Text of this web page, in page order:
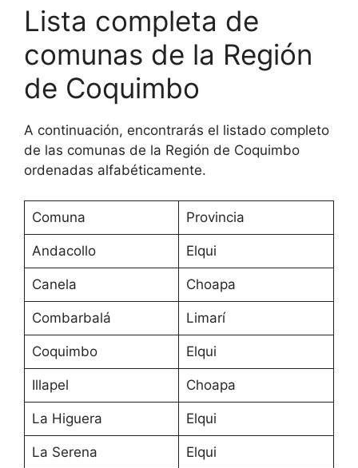
Lista completa de
comunas de la Región
de Coquimbo
A continuación, encontrarás el listado completo
de las comunas de la Región de Coquimbo
ordenadas alfabéticamente.
Comuna Provincia
Andacollo Elqui
Canela Choapa
Combarbalá Limarí
Coquimbo Elqui
Illapel Choapa
La Higuera Elqui
La Serena Elqui